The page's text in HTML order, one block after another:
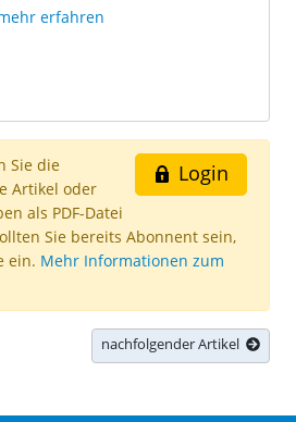
erfahren
Login
Sie die
Artikel oder
als PDF-Datei
Sie bereits Abonnent sein,
ein. Mehr Informationen zum
nachfolgender Artikel